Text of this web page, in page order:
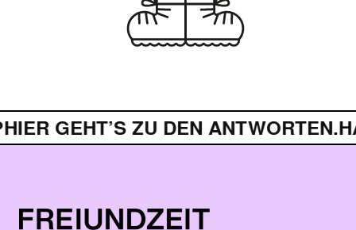
GEHT’S ZU DEN ANTWORTEN.